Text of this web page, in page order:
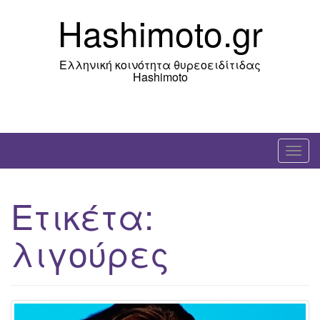
Hashimoto.gr
Ελληνική κοινότητα θυρεοειδίτιδας
Hashimoto
T
o
v
Ετικέτα:
λιγούρες